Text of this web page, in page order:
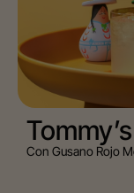
Con Gusano Rojo